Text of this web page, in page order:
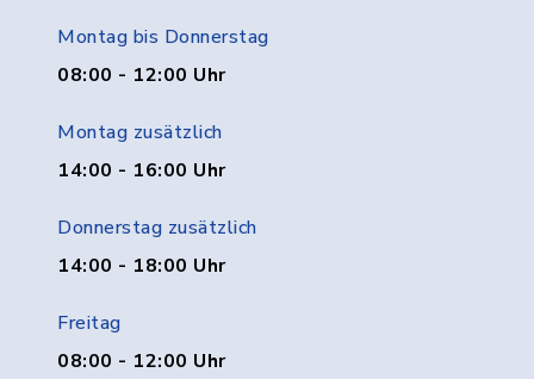
Montag bis Donnerstag
08:00 - 12:00 Uhr
Montag zusätzlich
14:00 - 16:00 Uhr
Donnerstag zusätzlich
14:00 - 18:00 Uhr
Freitag
08:00 - 12:00 Uhr